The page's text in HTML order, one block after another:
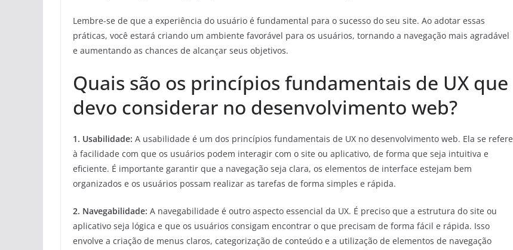
Lembre-se de que a experiência do usuário é fundamental para o sucesso do seu site. Ao adotar essas
práticas, você estará criando um ambiente favorável para os usuários, tornando a navegação mais agradável
e aumentando as chances de alcançar seus objetivos.
Quais são os princípios fundamentais de UX que
devo considerar no desenvolvimento web?
1. Usabilidade: A usabilidade é um dos princípios fundamentais de UX no desenvolvimento web. Ela se refere
à facilidade com que os usuários podem interagir com o site ou aplicativo, de forma que seja intuitiva e
eficiente. É importante garantir que a navegação seja clara, os elementos de interface estejam bem
organizados e os usuários possam realizar as tarefas de forma simples e rápida.
2. Navegabilidade: A navegabilidade é outro aspecto essencial da UX. É preciso que a estrutura do site ou
aplicativo seja lógica e que os usuários consigam encontrar o que precisam de forma fácil e rápida. Isso
envolve a criação de menus claros, categorização de conteúdo e a utilização de elementos de navegação